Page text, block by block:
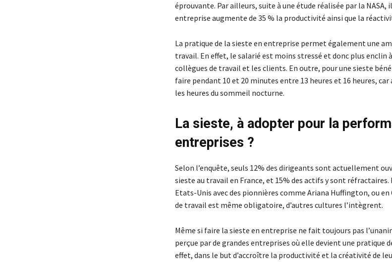
éprouvante. Par ailleurs, suite à une étude réalisée par la NASA,
entreprise augmente de 35 % la productivité ainsi que la
La pratique de la sieste en entreprise permet également une
travail. En effet, le salarié est moins stressé et donc plus enclin
collègues de travail et les clients. En outre, pour une sieste
faire pendant 10 et 20 minutes entre 13 heures et 16 heures,
les heures du sommeil nocturne.
La sieste, à adopter pour la
entreprises ?
Selon l’enquête, seuls 12% des dirigeants sont actuellement
sieste au travail en France, et 15% des actifs y sont
Etats-Unis avec des pionnières comme Ariana Huffington, ou en
de travail est même obligatoire, d’autres cultures l’intègrent.
Même si faire la sieste en entreprise ne fait toujours pas
perçue par de grandes entreprises où elle devient une pratique
effet, dans le but d’accroître la productivité et la créativité de